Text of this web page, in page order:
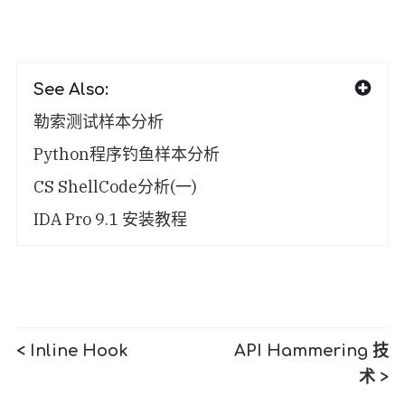
See Also:
勒索测试样本分析
Python程序钓鱼样本分析
CS ShellCode分析(一)
IDA Pro 9.1 安装教程
< Inline Hook
API Hammering 技
术 >